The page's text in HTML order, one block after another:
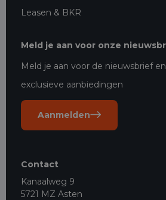
Leasen & BKR
Meld je aan voor onze
Meld je aan voor de nieuwsbrief
exclusieve aanbiedingen
Aanmelden
Contact
Kanaalweg 9
5721 MZ Asten